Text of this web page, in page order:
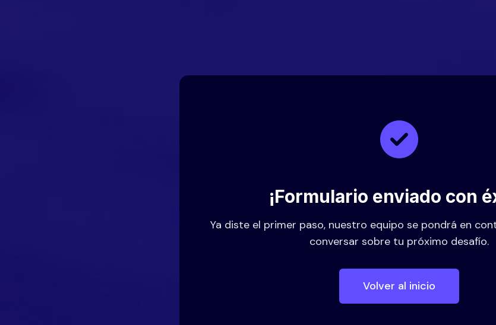
¡Formulario enviado con
Ya diste el primer paso, nuestro equipo se pondrá en
conversar sobre tu próximo desafío.
Volver al inicio